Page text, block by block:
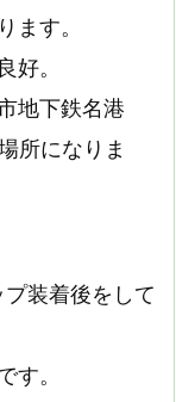
ます。
好。
地下鉄名港
所になりま
装着後をして
す。